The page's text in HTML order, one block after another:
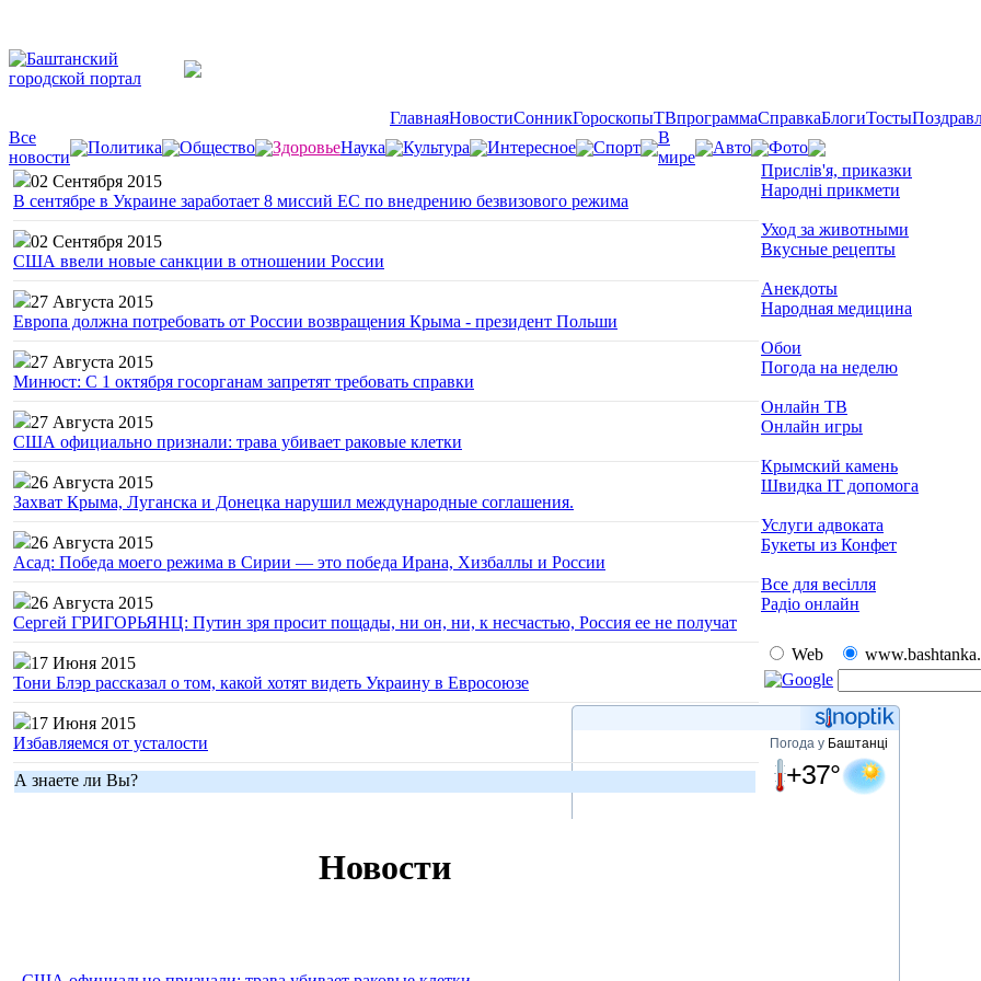
ГлавнаяНовостиСонникГороскопыТВпрограммаСправкаБлогиТосты
Все
новости
Политика Общество ЗдоровьеНаука Культура Интересное Спорт
В
мире
Авто
Фото
02 Сентября 2015
В сентябре в Украине заработает 8 миссий ЕС по внедрению безвизового режима
02 Сентября 2015
США ввели новые санкции в отношении России
27 Августа 2015
Европа должна потребовать от России возвращения Крыма - президент Польши
27 Августа 2015
Минюст: С 1 октября госорганам запретят требовать справки
27 Августа 2015
США официально признали: трава убивает раковые клетки
26 Августа 2015
Захват Крыма, Луганска и Донецка нарушил международные соглашения.
26 Августа 2015
Асад: Победа моего режима в Сирии — это победа Ирана, Хизбаллы и России
26 Августа 2015
Сергей ГРИГОРЬЯНЦ: Путин зря просит пощады, ни он, ни, к несчастью, Россия ее не получат
17 Июня 2015
Тони Блэр рассказал о том, какой хотят видеть Украину в Евросоюзе
17 Июня 2015
Избавляемся от усталости
А знаете ли Вы?
Новости
Прислів'я, приказки
Народні прикмети
Уход за животными
Вкусные рецепты
Анекдоты
Народная медицина
Обои
Погода на неделю
Онлайн ТВ
Онлайн игры
Крымский камень
Швидка ІТ допомога
Услуги адвоката
Букеты из Конфет
Все для весілля
Радіо онлайн
Web
Погода у Баштанці
+37°